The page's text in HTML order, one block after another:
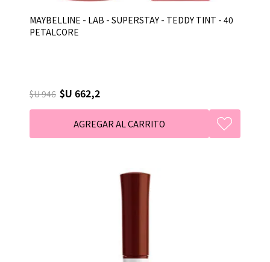
MAYBELLINE - LAB - SUPERSTAY - TEDDY TINT - 40
PETALCORE
$U 946 $U 662,2